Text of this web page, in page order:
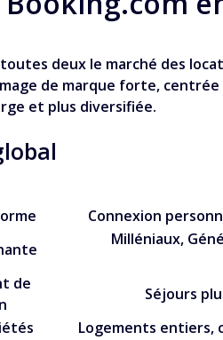
toutes deux le marché des
de marque forte,
et plus diversifiée.
Connexion
Milléniaux,
de
Séjours
Logements entiers,